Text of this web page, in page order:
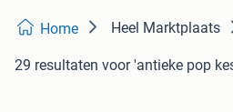
Home Heel Marktplaats
29 resultaten voor 'antieke pop